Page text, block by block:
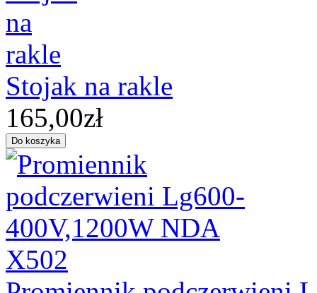
Stojak na rakle
165,00zł